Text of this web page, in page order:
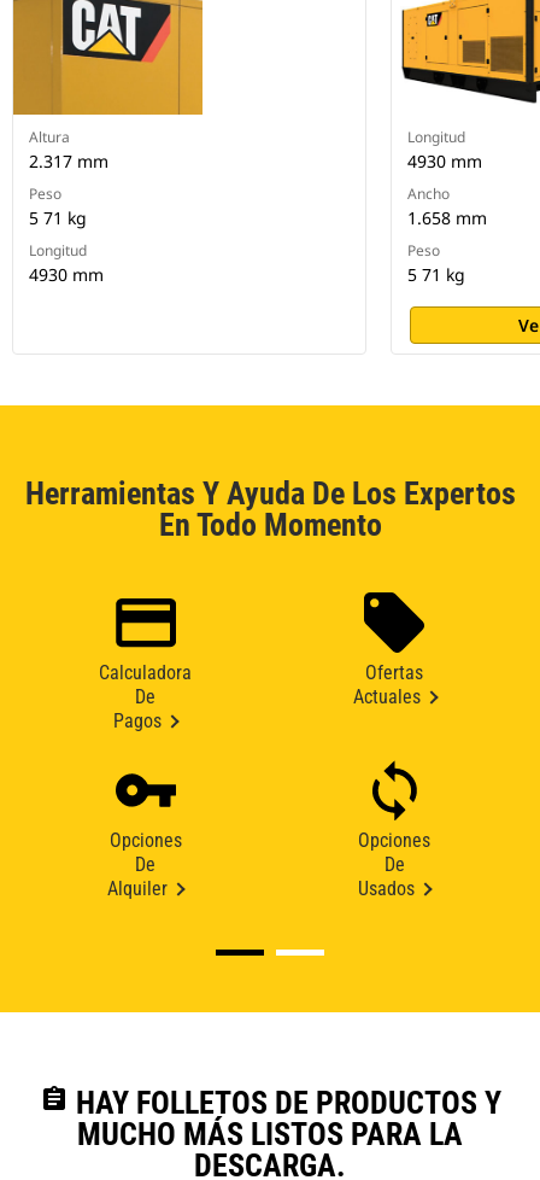
Altura
2.317 mm
Peso
5 71 kg
Longitud
4930 mm
Longitud
4930 mm
Ancho
1.658 mm
Peso
5 71 kg
Herramientas Y Ayuda De Los Expertos
En Todo Momento
Calculadora
De
Pagos
Ofertas
Actuales
Opciones
De
Alquiler
Opciones
De
Usados
assignment HAY FOLLETOS DE PRODUCTOS Y
MUCHO MÁS LISTOS PARA LA
DESCARGA.